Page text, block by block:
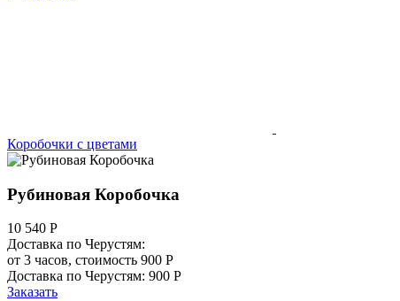
Коробочки с цветами
Рубиновая Коробочка
10 540 Р
Доставка по Черустям:
от 3 часов, стоимость 900 Р
Доставка по Черустям: 900 Р
Заказать